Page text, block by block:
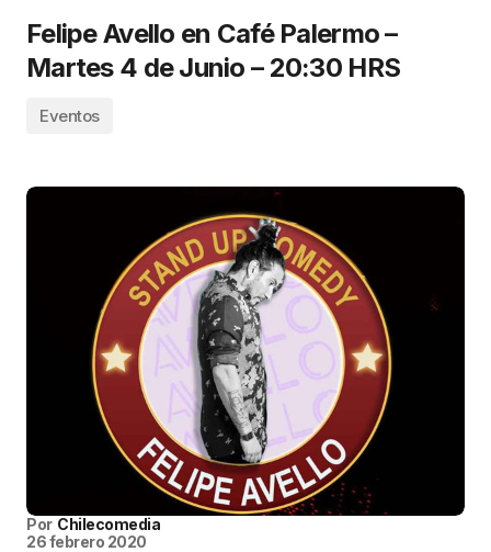
Felipe Avello en Café Palermo –
Martes 4 de Junio – 20:30 HRS
Eventos
Por Chilecomedia
26 febrero 2020